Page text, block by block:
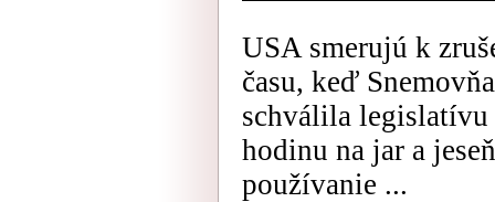
USA smerujú k
času, keď
schválila legislatívu
hodinu na jar a
používanie ...